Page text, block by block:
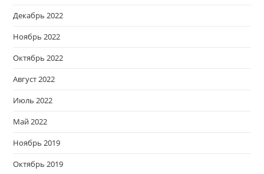
Декабрь 2022
Ноябрь 2022
Октябрь 2022
Август 2022
Июль 2022
Май 2022
Ноябрь 2019
Октябрь 2019